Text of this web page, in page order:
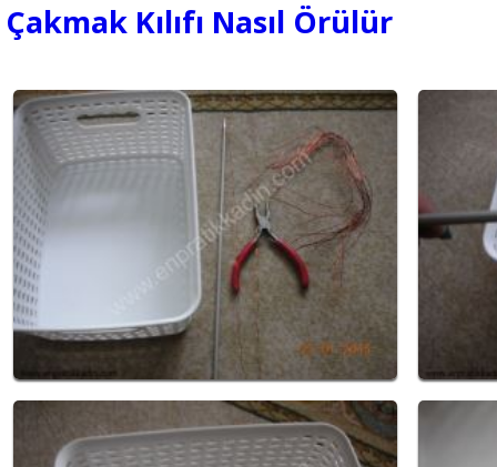
Çakmak Kılıfı Nasıl Örülür